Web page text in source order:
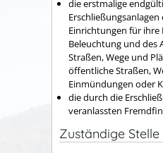
die erstmalige
Einrichtungen für ihre
Beleuchtung und des
Straßen, Wege und
öffentliche Straßen,
Einmündungen oder
die durch die
veranlassten
Zuständige Stelle